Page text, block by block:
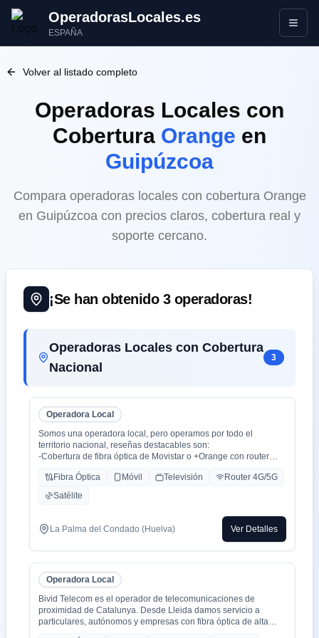
OperadorasLocales.es
ESPAÑA Abrir
Volver al listado completo
Operadoras Locales con
Cobertura Orange en
Guipúzcoa
Compara operadoras locales con cobertura Orange
en Guipúzcoa con precios claros, cobertura real y
soporte cercano.
¡Se han obtenido 3operadoras!
Operadoras Locales con Cobertura
Nacional
3
Operadora Local
Somos una operadora local, pero operamos por todo el
territorio nacional, reseñas destacables son:
-Cobertura de fibra óptica de Movistar o +Orange con router
-Cobertura movil con triple cobertura Orange, Yoigo y Movistar
-TV con todo el deporte o con toda la plataformas de cine y
series como Netflix, HBO, Amazon Prime, Apple TV, Disney+
-También somos colaboradores con alarmas de la marca ADT
con la mayor red de alarma de Europa.
cliente es humana y rapidez en solución de problemas que es
lo que está falta la sociedad.
Fibra Óptica Móvil Televisión
Router 4G/5G
Satélite
La Palma del Condado (Huelva) Ver Detalles
Operadora Local
Bivid Telecom es el operador de telecomunicaciones de
proximidad de Catalunya. Desde Lleida damos servicio a
particulares, autónomos y empresas con fibra óptica de alta